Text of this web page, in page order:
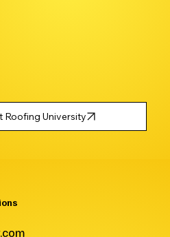
Roofing University